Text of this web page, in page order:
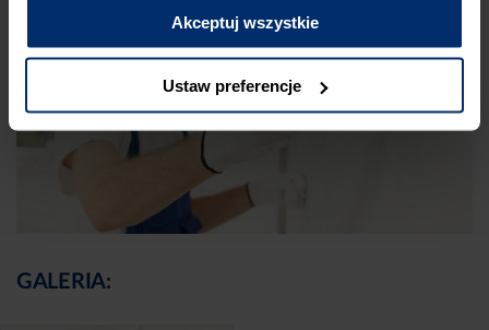
Akceptuj wszystkie
Ustaw preferencje
GALERIA: